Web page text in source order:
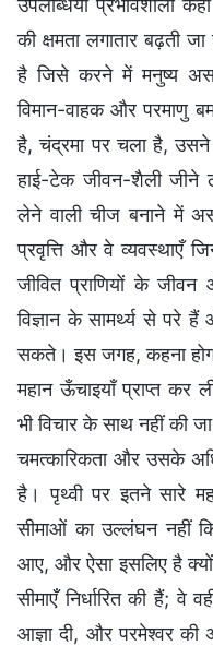
की क्षमता लगातार बढ़ती
है जिसे करने में मनुष्य
विमान-वाहक और परमाणु
है, चंद्रमा पर चला है,
हाई-टेक जीवन-शैली जीने
लेने वाली चीज बनाने में
प्रवृत्ति और वे व्यवस्थाएँ
जीवित प्राणियों के
विज्ञान के सामर्थ्य से परे हैं
सकते। इस जगह, कहना होगा
महान ऊँचाइयाँ प्राप्त कर
भी विचार के साथ नहीं की
चमत्कारिकता और उसके
है। पृथ्वी पर इतने सारे
सीमाओं का उल्लंघन नहीं
आए, और ऐसा इसलिए है
सीमाएँ निर्धारित की हैं;
आज्ञा दी, और परमेश्वर की